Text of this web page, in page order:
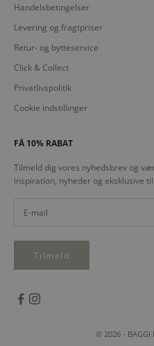
Handelsbetingelser
Levering og fragtpriser
Retur- og bytteservice
Click & Collect
Privatlivspolitik
Cookie indstillinger
FÅ 10% RABAT
Tilmeld dig vores nyhedsbrev og
inspiration, nyheder og eksklusive
Tilmeld
© 2026 -